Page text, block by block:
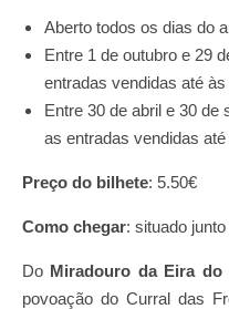
Aberto todos os dias do
Entre 1 de outubro e 29
entradas vendidas até às
Entre 30 de abril e 30 de
as entradas vendidas
Preço do bilhete: 5.50€
Como chegar: situado
Do Miradouro da Eira do
povoação do Curral das